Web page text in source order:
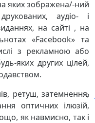
яких зображена/-ний
аудіо- і
на сайті , на
«Facebook» та
з рекламною або
яких других цілей,
ретуш, затемнення,
оптичних ілюзій,
як навмисно, так і